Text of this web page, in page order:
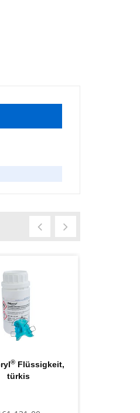
®Flüssigkeit,
türkis